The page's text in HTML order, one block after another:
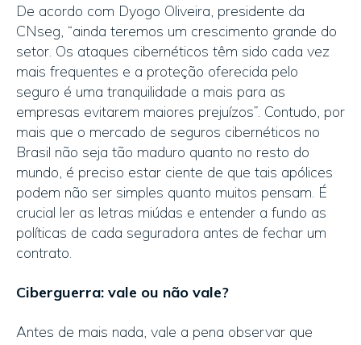
De acordo com Dyogo Oliveira, presidente da
CNseg, “ainda teremos um crescimento grande do
setor. Os ataques cibernéticos têm sido cada vez
mais frequentes e a proteção oferecida pelo
seguro é uma tranquilidade a mais para as
empresas evitarem maiores prejuízos”. Contudo, por
mais que o mercado de seguros cibernéticos no
Brasil não seja tão maduro quanto no resto do
mundo, é preciso estar ciente de que tais apólices
podem não ser simples quanto muitos pensam. É
crucial ler as letras miúdas e entender a fundo as
políticas de cada seguradora antes de fechar um
contrato.
Ciberguerra: vale ou não vale?
Antes de mais nada, vale a pena observar que